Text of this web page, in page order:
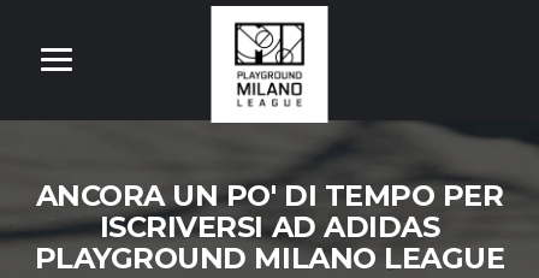
ANCORA UN PO' DI TEMPO PER
ISCRIVERSI AD ADIDAS
PLAYGROUND MILANO LEAGUE